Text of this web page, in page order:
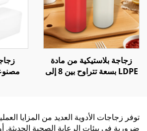
زجاجة بلاستيكية من مادة
LDPE بسعة تتراوح بين 8 إلى
توفر زجاجات الأدوية العديد من المزايا
ضرورية في بيئات الرعاية الصحية الحديثة.